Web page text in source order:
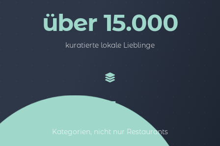
über 15.000
kuratierte lokale Lieblinge
5
Kategorien, nicht nur Restaurants